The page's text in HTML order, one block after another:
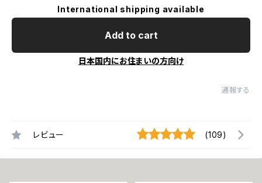
International shipping available
Add to cart
日本国内にお住まいの方向け
通報する
レビュー (109)